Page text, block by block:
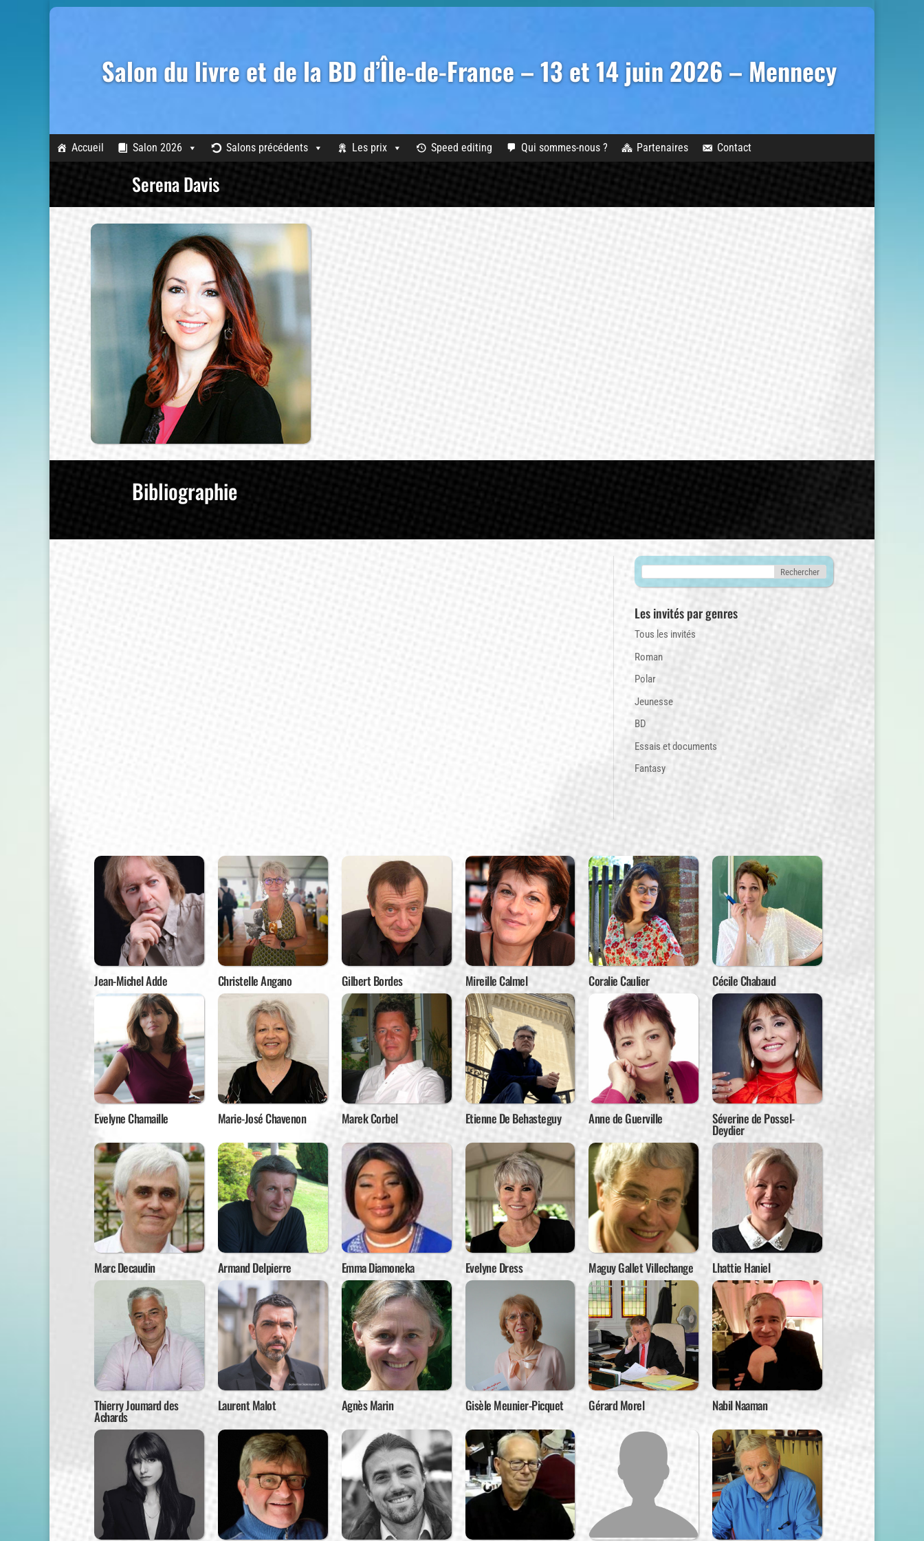
Salon du livre et de la BD d’Île-de-France – 13 et 14 juin 2026 – Mennecy
Accueil Salon 2026 Salons précédents Les prix Speed editing Qui sommes-nous ? Partenaires Contact
Serena Davis
Bibliographie
Les invités par genres
Tous les invités
Roman
Polar
Jeunesse
BD
Essais et documents
Fantasy
Jean-Michel Adde Christelle Angano Gilbert Bordes Mireille Calmel Coralie Caulier Cécile Chabaud
Evelyne Chamaille Marie-José Chavenon Marek Corbel Etienne De Behasteguy Anne de Guerville Séverine de Possel-
Deydier
Marc Decaudin Armand Delpierre Emma Diamoneka Evelyne Dress Maguy Gallet Villechange Lhattie Haniel
Thierry Joumard des
Achards
Laurent Malot Agnès Marin Gisèle Meunier-Picquet Gérard Morel Nabil Naaman